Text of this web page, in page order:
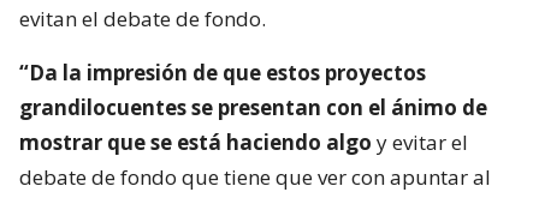
evitan el debate de fondo.
“Da la impresión de que estos proyectos
grandilocuentes se presentan con el ánimo de
mostrar que se está haciendo algo y evitar el
debate de fondo que tiene que ver con apuntar al